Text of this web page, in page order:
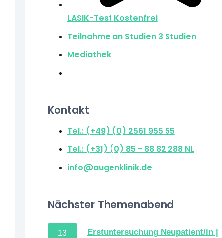
LASIK-Test Kostenfrei
Teilnahme an Studien 3 Studien
Mediathek
Kontakt
Tel.: (+49) (0) 2561 955 55
Tel.: (+31) (0) 85 - 88 82 288 NL
info@augenklinik.de
Nächster Themenabend
13
Erstuntersuchung Neupatient/in |